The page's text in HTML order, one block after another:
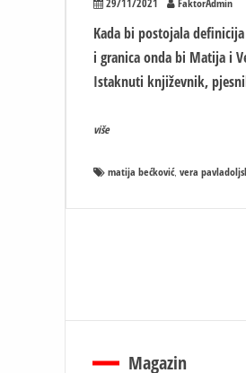
Kada bi postojala
i granica onda bi Matija i
Istaknuti književnik,
više
matija bećković, vera
Magazin